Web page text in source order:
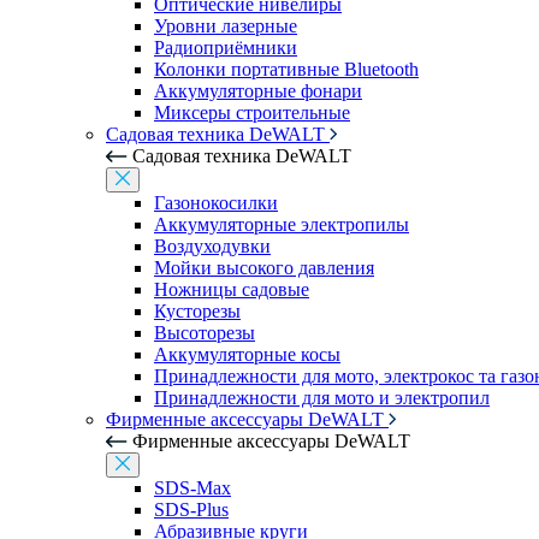
Оптические нивелиры
Уровни лазерные
Радиоприёмники
Колонки портативные Bluetooth
Аккумуляторные фонари
Миксеры строительные
Садовая техника DeWALT
Садовая техника DeWALT
Газонокосилки
Аккумуляторные электропилы
Воздуходувки
Мойки высокого давления
Ножницы садовые
Кусторезы
Высоторезы
Аккумуляторные косы
Принадлежности для мото, электрокос та
Принадлежности для мото и электропил
Фирменные аксессуары DeWALT
Фирменные аксессуары DeWALT
SDS-Max
SDS-Plus
Абразивные круги